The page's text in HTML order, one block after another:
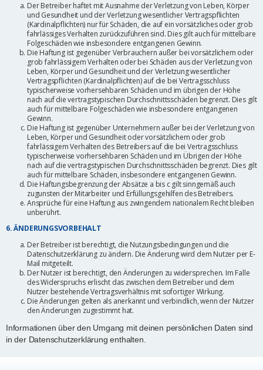
Der Betreiber haftet mit Ausnahme der Verletzung von Leben, Körper
und Gesundheit und der Verletzung wesentlicher Vertragspflichten
(Kardinalpflichten) nur für Schäden, die auf ein vorsätzliches oder grob
fahrlässiges Verhalten zurückzuführen sind. Dies gilt auch für mittelbare
Folgeschäden wie insbesondere entgangenen Gewinn.
Die Haftung ist gegenüber Verbrauchern außer bei vorsätzlichem oder
grob fahrlässigem Verhalten oder bei Schäden aus der Verletzung von
Leben, Körper und Gesundheit und der Verletzung wesentlicher
Vertragspflichten (Kardinalpflichten) auf die bei Vertragsschluss
typischerweise vorhersehbaren Schäden und im übrigen der Höhe
nach auf die vertragstypischen Durchschnittsschäden begrenzt. Dies gilt
auch für mittelbare Folgeschäden wie insbesondere entgangenen
Gewinn.
Die Haftung ist gegenüber Unternehmern außer bei der Verletzung von
Leben, Körper und Gesundheit oder vorsätzlichem oder grob
fahrlässigem Verhalten des Betreibers auf die bei Vertragsschluss
typischerweise vorhersehbaren Schäden und im Übrigen der Höhe
nach auf die vertragstypischen Durchschnittsschäden begrenzt. Dies gilt
auch für mittelbare Schäden, insbesondere entgangenen Gewinn.
Die Haftungsbegrenzung der Absätze a bis c gilt sinngemäß auch
zugunsten der Mitarbeiter und Erfüllungsgehilfen des Betreibers.
Ansprüche für eine Haftung aus zwingendem nationalem Recht bleiben
unberührt.
6. ÄNDERUNGSVORBEHALT
Der Betreiber ist berechtigt, die Nutzungsbedingungen und die
Datenschutzerklärung zu ändern. Die Änderung wird dem Nutzer per E-
Mail mitgeteilt.
Der Nutzer ist berechtigt, den Änderungen zu widersprechen. Im Falle
des Widerspruchs erlischt das zwischen dem Betreiber und dem
Nutzer bestehende Vertragsverhältnis mit sofortiger Wirkung.
Die Änderungen gelten als anerkannt und verbindlich, wenn der Nutzer
den Änderungen zugestimmt hat.
Informationen über den Umgang mit deinen persönlichen Daten sind
in der Datenschutzerklärung enthalten.